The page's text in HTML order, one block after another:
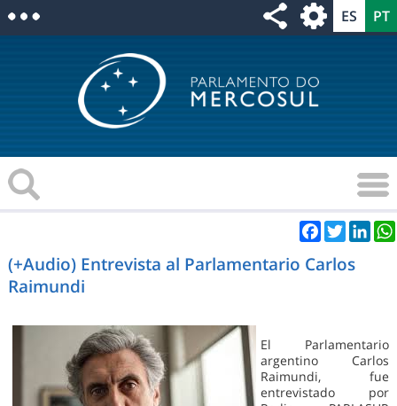
Facebook
Twitter
(+Audio) Entrevista al Parlamentario Carlos
Raimundi
El Parlamentario
argentino Carlos
Raimundi, fue
entrevistado por